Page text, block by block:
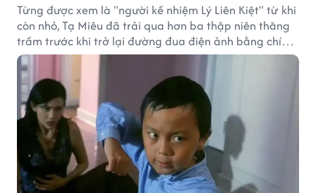
Từng được xem là "người kế nhiệm Lý Liên Kiệt" từ khi
còn nhỏ, Tạ Miêu đã trải qua hơn ba thập niên thăng
trầm trước khi trở lại đường đua điện ảnh bằng chính
sở trường võ thuật.